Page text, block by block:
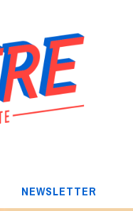
NEWSLETTER